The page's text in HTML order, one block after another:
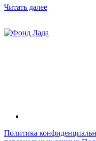
Читать далее
Политика